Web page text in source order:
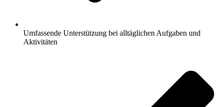
Umfassende Unterstützung bei alltäglichen Aufgaben und
Aktivitäten